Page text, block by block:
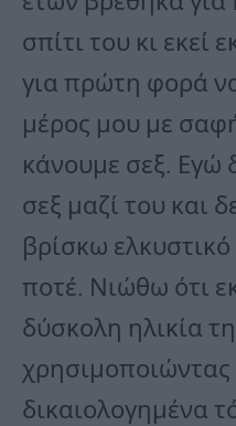
σπίτι του κι εκεί
για πρώτη φορά
μέρος μου με
κάνουμε σεξ. Εγώ
σεξ μαζί του και
βρίσκω
ποτέ. Νιώθω ότι
δύσκολη ηλικία
χρησιμοποιώντας
δικαιολογημένα